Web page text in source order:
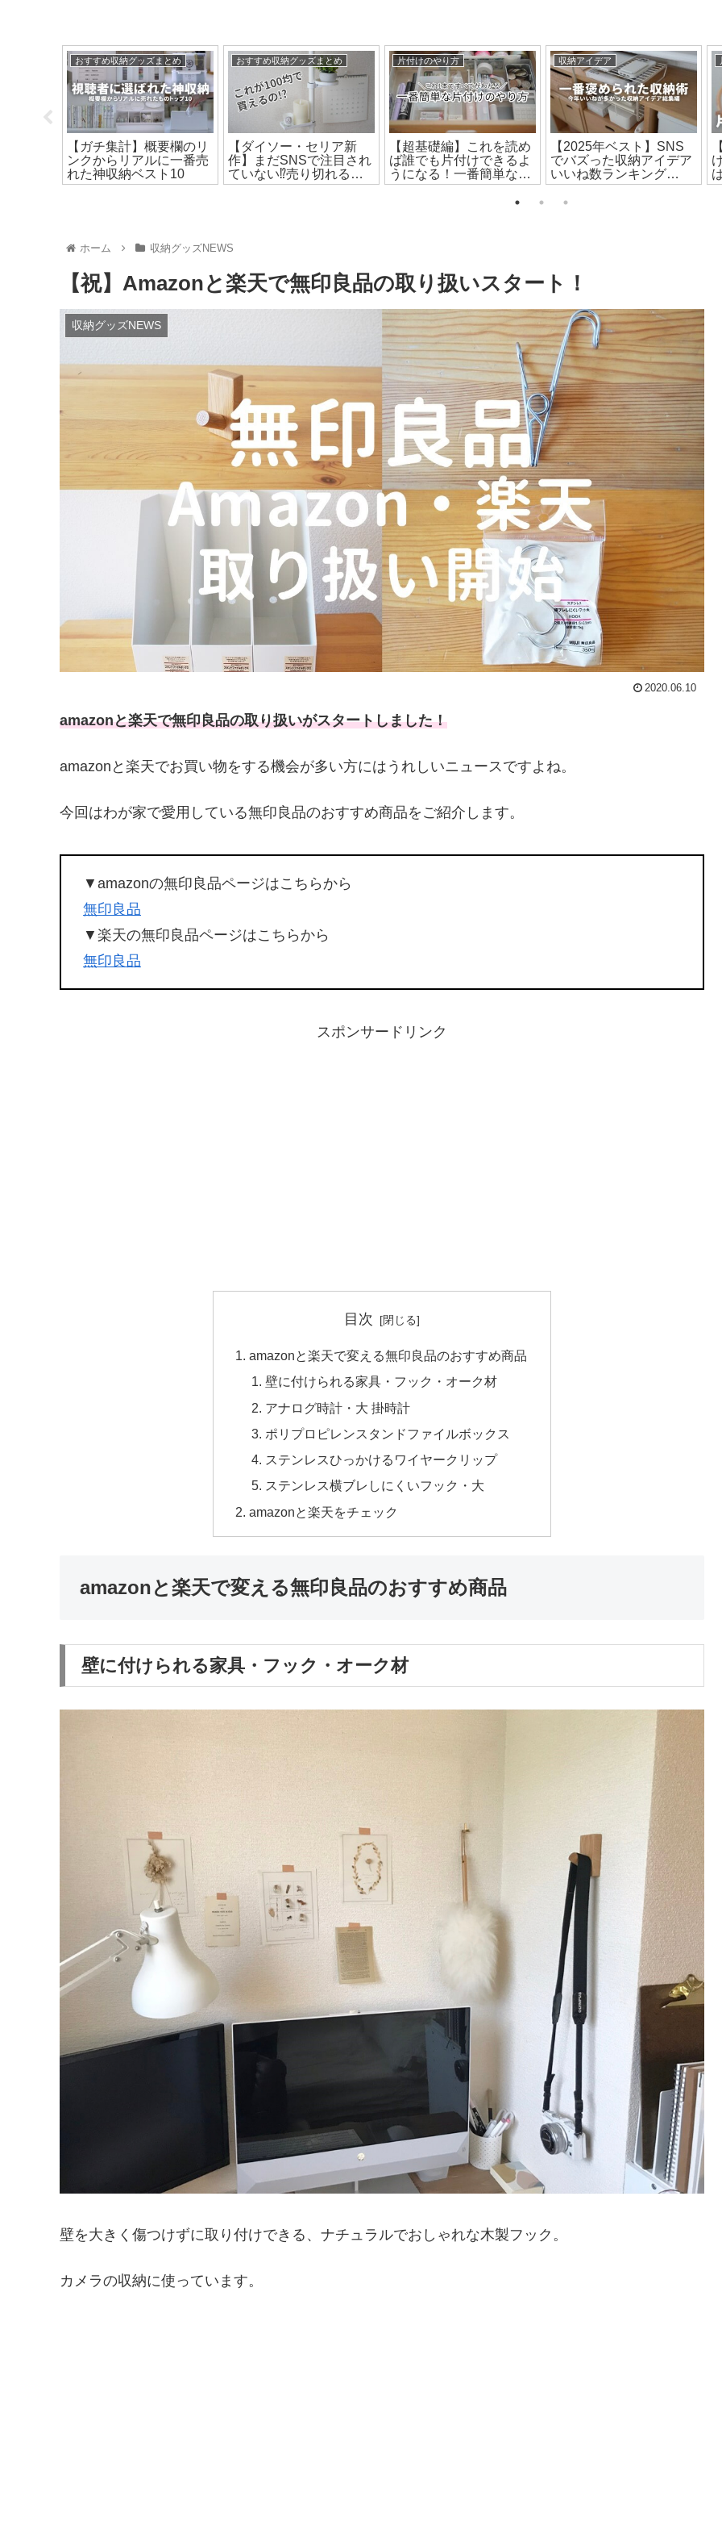
おすすめ収納グッズまとめ
【ガチ集計】概要欄のリ
ンクからリアルに一番売
れた神収納ベスト10
おすすめ収納グッズまとめ
【ダイソー・セリア新
作】まだSNSで注目され
ていない⁉売り切れる前
に要チェックの収納グッ
片付けのやり方
【超基礎編】これを読め
ば誰でも片付けできるよ
うになる！一番簡単な片
付けのやり方と収納のコ
収納アイデア
【2025年ベスト】SNS
でバズった収納アイデア
いいね数ランキング
TOP20
ホーム 収納グッズNEWS
【祝】Amazonと楽天で無印良品の取り扱いスタート！
収納グッズNEWS
2020.06.10
amazonと楽天で無印良品の取り扱いがスタートしました！
amazonと楽天でお買い物をする機会が多い方にはうれしいニュースですよね。
今回はわが家で愛用している無印良品のおすすめ商品をご紹介します。
▼amazonの無印良品ページはこちらから
無印良品
▼楽天の無印良品ページはこちらから
無印良品
スポンサードリンク
目次
amazonと楽天で変える無印良品のおすすめ商品
壁に付けられる家具・フック・オーク材
アナログ時計・大 掛時計
ポリプロピレンスタンドファイルボックス
ステンレスひっかけるワイヤークリップ
ステンレス横ブレしにくいフック・大
amazonと楽天をチェック
amazonと楽天で変える無印良品のおすすめ商品
壁に付けられる家具・フック・オーク材
壁を大きく傷つけずに取り付けできる、ナチュラルでおしゃれな木製フック。
カメラの収納に使っています。